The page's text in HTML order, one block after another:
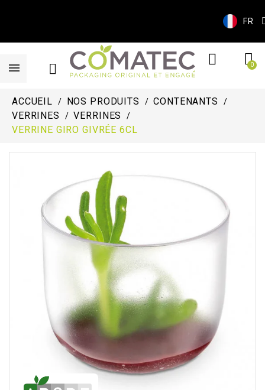
FR
ACCUEIL NOS PRODUITS
CONTENANTS
VERRINES
VERRINES
VERRINE GIRO GIVRÉE 6CL